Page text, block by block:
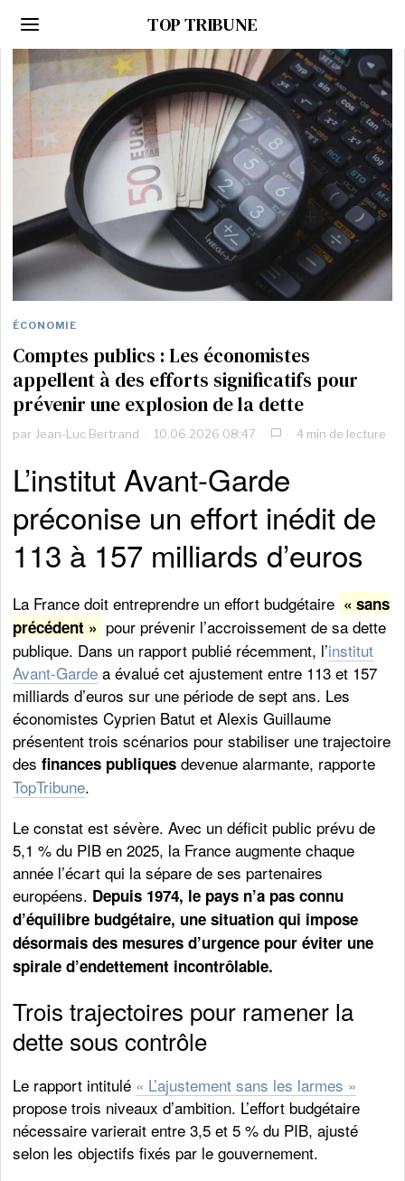
TOP TRIBUNE
ÉCONOMIE
Comptes publics : Les économistes
appellent à des efforts significatifs pour
prévenir une explosion de la dette
par Jean-Luc Bertrand 10.06.2026 08:47 4 min de lecture
L’institut Avant-Garde
préconise un effort inédit de
113 à 157 milliards d’euros
La France doit entreprendre un effort budgétaire « sans
précédent » pour prévenir l’accroissement de sa dette
publique. Dans un rapport publié récemment, l’institut
Avant-Garde a évalué cet ajustement entre 113 et 157
milliards d’euros sur une période de sept ans. Les
économistes Cyprien Batut et Alexis Guillaume
présentent trois scénarios pour stabiliser une trajectoire
desfinances publiques devenue alarmante, rapporte
TopTribune.
Le constat est sévère. Avec un déficit public prévu de
5,1 % du PIB en 2025, la France augmente chaque
année l’écart qui la sépare de ses partenaires
européens. Depuis 1974, le pays n’a pas connu
d’équilibre budgétaire, une situation qui impose
désormais des mesures d’urgence pour éviter une
spirale d’endettement incontrôlable.
Trois trajectoires pour ramener la
dette sous contrôle
Le rapport intitulé « L’ajustement sans les larmes »
propose trois niveaux d’ambition. L’effort budgétaire
nécessaire varierait entre 3,5 et 5 % du PIB, ajusté
selon les objectifs fixés par le gouvernement.